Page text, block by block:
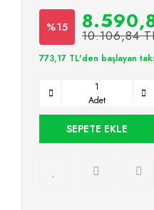
%15 10.106,84
773,17 TL'den başlayan
Adet
SEPETE EKLE